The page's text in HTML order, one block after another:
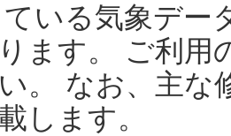
いる気象デー
ます。 ご利用
。 なお、主な
します。